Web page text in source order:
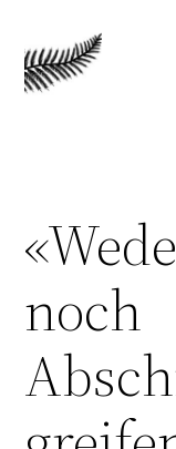
Inhalt
springen
noch